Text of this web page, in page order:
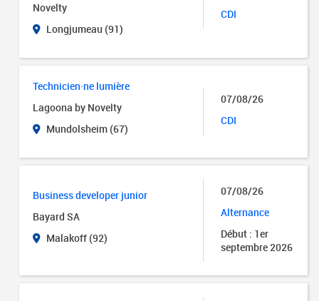
Novelty
Longjumeau (91)
CDI
Technicien·ne lumière
Lagoona by Novelty
Mundolsheim (67)
07/08/26
CDI
Business developer junior
Bayard SA
Malakoff (92)
07/08/26
Alternance
Début : 1er
septembre 2026